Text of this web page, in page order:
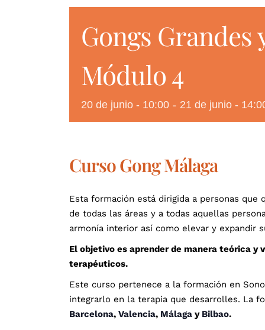
Gongs Grandes
Módulo 4
20 de junio - 10:00 - 21 de junio -
Curso Gong Málaga
Esta formación está dirigida a personas que
de todas las áreas y a todas aquellas
armonía interior así como elevar y expandir
El objetivo es aprender de manera teórica
terapéuticos.
Este curso pertenece a la formación en
integrarlo en la terapia que desarrolles. La
Barcelona, Valencia, Málagay Bilbao.